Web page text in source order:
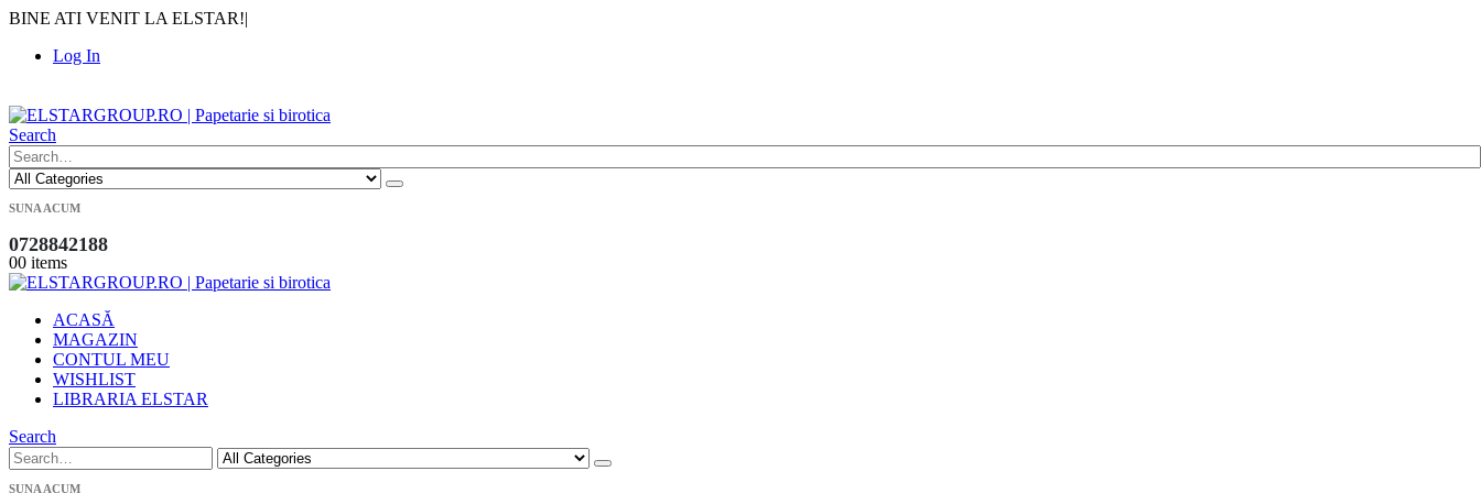
BINE ATI VENIT LA ELSTAR!|
Log In
Search
SUNA ACUM
0728842188
00 items
ACASĂ
MAGAZIN
CONTUL MEU
WISHLIST
LIBRARIA ELSTAR
Search
SUNA ACUM